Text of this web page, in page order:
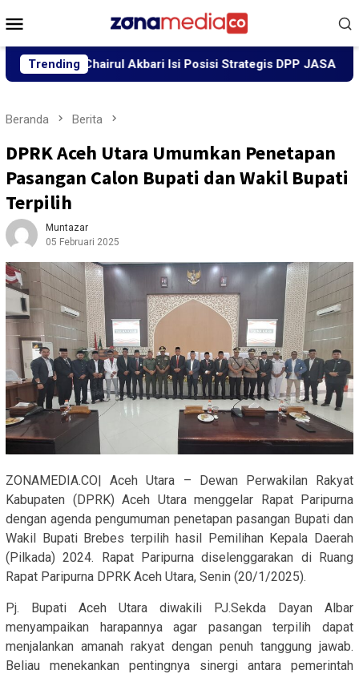
ke
Mobile
Trending
Chairul Akbari Isi Posisi Strategis DPP JASA
Beranda Berita
DPRK Aceh Utara Umumkan Penetapan
Pasangan Calon Bupati dan Wakil Bupati
Terpilih
Muntazar
05 Februari 2025
ZONAMEDIA.CO| Aceh Utara – Dewan Perwakilan Rakyat
Kabupaten (DPRK) Aceh Utara menggelar Rapat Paripurna
dengan agenda pengumuman penetapan pasangan Bupati dan
Wakil Bupati Brebes terpilih hasil Pemilihan Kepala Daerah
(Pilkada) 2024. Rapat Paripurna diselenggarakan di Ruang
Rapat Paripurna DPRK Aceh Utara, Senin (20/1/2025).
Pj. Bupati Aceh Utara diwakili PJ.Sekda Dayan Albar
menyampaikan harapannya agar pasangan terpilih dapat
menjalankan amanah rakyat dengan penuh tanggung jawab.
Beliau menekankan pentingnya sinergi antara pemerintah